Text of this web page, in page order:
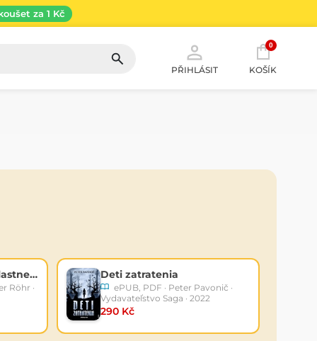
za 1 Kč
PŘIHLÁSIT
0
KOŠÍK
Nedostatočný pocit vlastnej hodnoty
Röhr ·
Deti zatratenia
ePUB, PDF · Peter Pavonič ·
Vydavateľstvo Saga · 2022
290 Kč